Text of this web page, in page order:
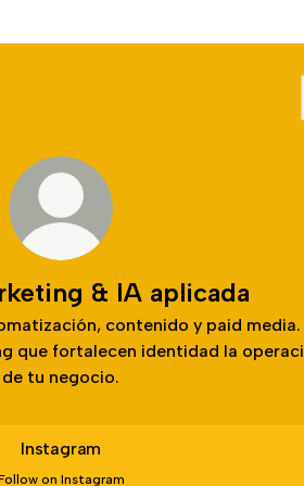
& IA aplicada
contenido y paid media.
que fortalecen identidad la
de tu negocio.
Instagram
on Instagram